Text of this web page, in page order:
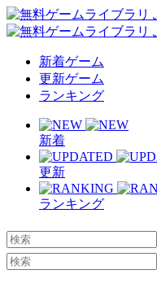
新着ゲーム
更新ゲーム
ランキング
新着
更新
ランキング